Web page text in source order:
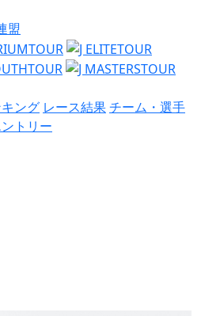
盟
ング レース結果チーム・選手
トリー